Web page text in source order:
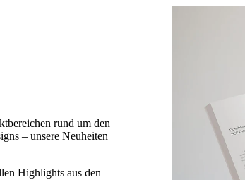
rund um den
– unsere Neuheiten
Highlights aus den